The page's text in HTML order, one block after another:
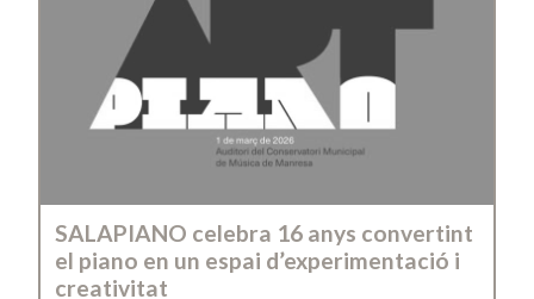
SALAPIANO celebra 16 anys convertint
el piano en un espai d’experimentació i
creativitat